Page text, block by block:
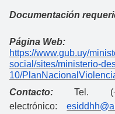
Documentación
Página Web:
https://www.gub.uy/
social/sites/ministerio-
10/
Contacto: Tel.
electrónico: